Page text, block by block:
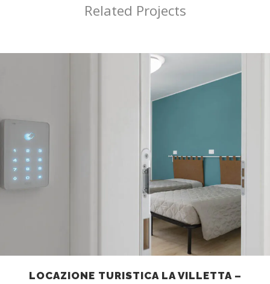
Related Projects
LOCAZIONE TURISTICA LA VILLETTA –